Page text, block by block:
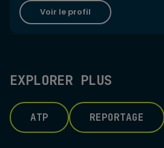
Voir le profil
EXPLORER PLUS
ATP REPORTAGE